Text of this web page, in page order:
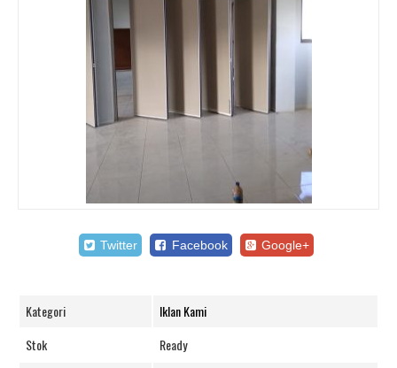
Twitter Facebook Google+
Kategori
Iklan Kami
Stok
Ready